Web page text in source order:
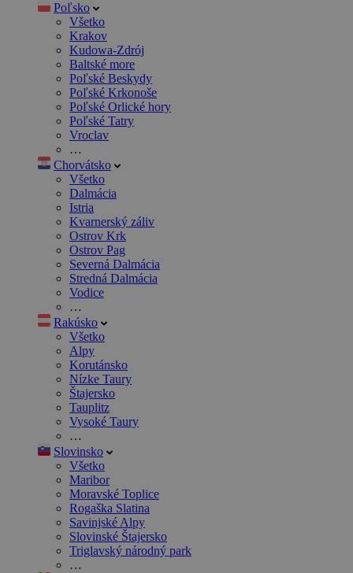
Poľsko
Všetko
Krakov
Kudowa-Zdrój
Baltské more
Poľské Beskydy
Poľské Krkonoše
Poľské Orlické hory
Poľské Tatry
Vroclav
…
Chorvátsko
Všetko
Dalmácia
Istria
Kvarnerský záliv
Ostrov Krk
Ostrov Pag
Severná Dalmácia
Stredná Dalmácia
Vodice
…
Rakúsko
Všetko
Alpy
Korutánsko
Nízke Taury
Štajersko
Tauplitz
Vysoké Taury
…
Slovinsko
Všetko
Maribor
Moravské Toplice
Rogaška Slatina
Savinjské Alpy
Slovinské Štajersko
Triglavský národný park
…